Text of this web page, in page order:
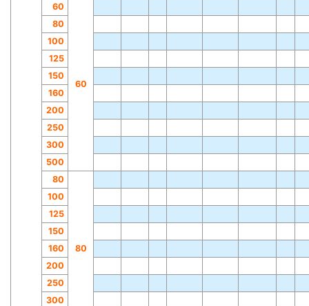
60
60
80
100
125
150
160
200
250
300
500
80
80
100
125
150
160
200
250
300